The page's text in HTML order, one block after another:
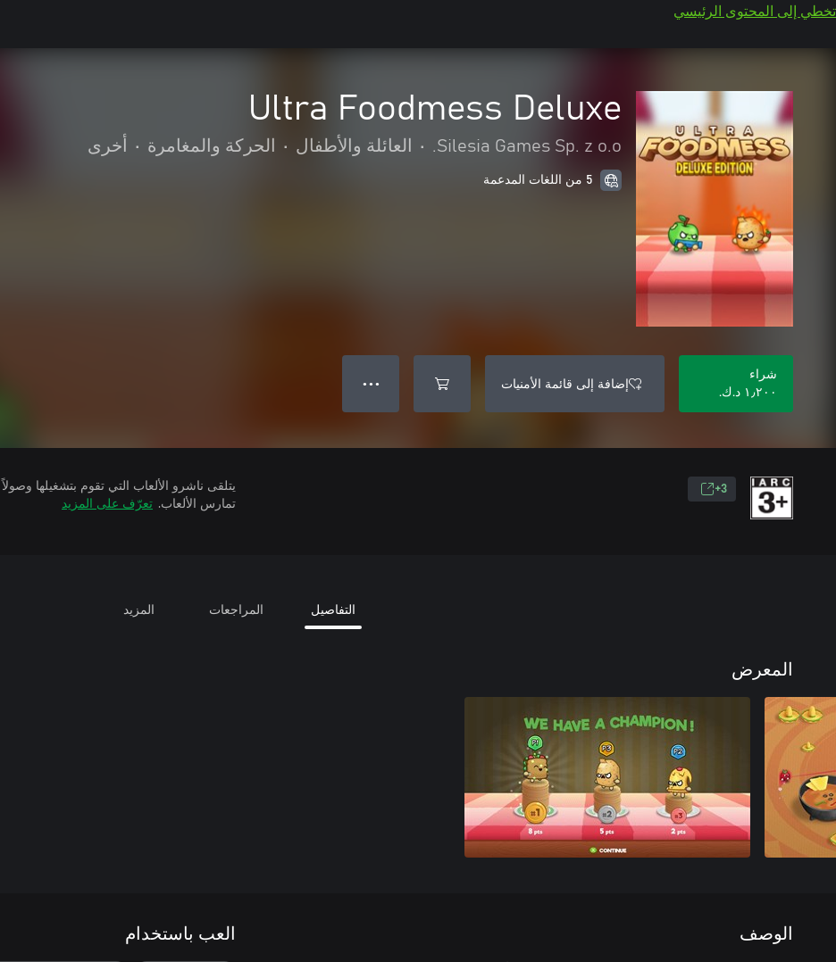
تخطي إلى المحتوى الرئيسي
Ultra Foodmess Deluxe
Silesia Games Sp. z o.o.
• العائلة والأطفال • الحركة والمغامرة • أخرى
5 من اللغات المدعمة
شراء
١٫٢٠٠ د.ك.‏
إضافة إلى قائمة الأمنيات ● ● ●
3+
تمارس الألعاب. تعرّف على المزيد
التفاصيل المراجعات المزيد
المعرض
الوصف العب باستخدام